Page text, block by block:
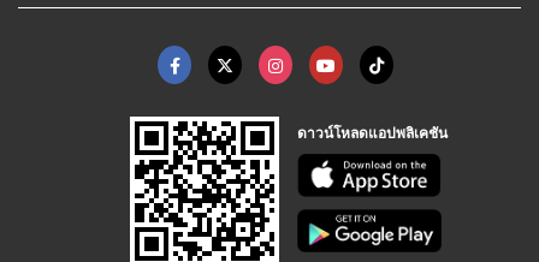
ดาวน์โหลดแอปพลิเคชัน